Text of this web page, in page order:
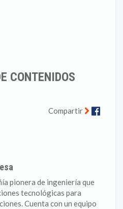
CONTENIDOS
Compartir
pionera de ingeniería que
tecnológicas para
Cuenta con un equipo